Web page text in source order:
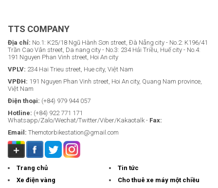
TTS COMPANY
Địa chỉ: No.1: K25/18 Ngũ Hành Sơn street, Đà Nẵng city - No.2: K196/41
Trần Cao Vân street, Da nang city - No.3: 234 Hải Triều, Huế city - No.4:
191 Nguyen Phan Vinh street, Hoi An city
VPLV: 234 Hai Trieu street, Hue city, Việt Nam
VPĐH: 191 Nguyen Phan Vinh street, Hoi An city, Quang Nam province,
Việt Nam
Điện thoại: (+84) 979 944 057
Hotline: (+84) 922 771 171
Whatsapp/Zalo/Wechat/Twitter/Viber/Kakaotalk - Fax:
Email: Themotorbikestation@gmail.com
Trang chủ
Tin tức
Xe điện vàng
Cho thuê xe máy một chiều